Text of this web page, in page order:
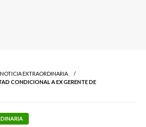
NOTICIA EXTRAORDINARIA
CONDICIONAL A EX GERENTE DE